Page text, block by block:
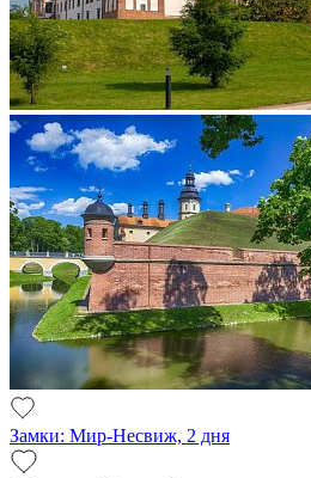
Замки: Мир-Несвиж, 2 дня